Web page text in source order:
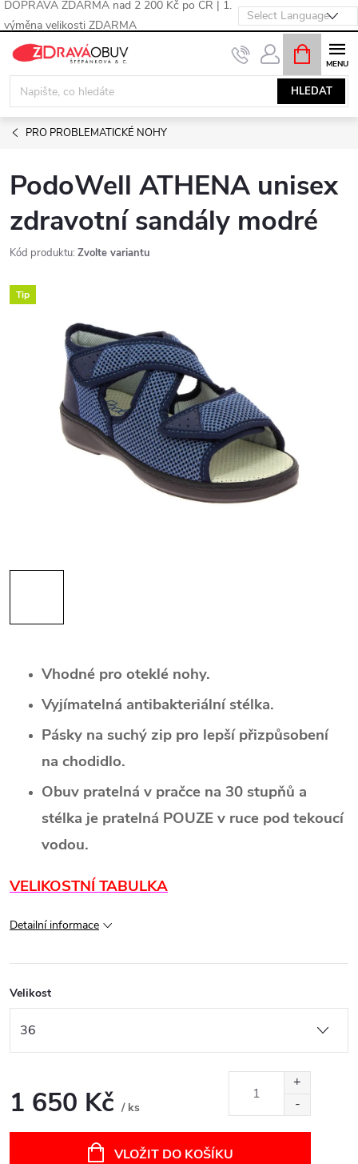
DOPRAVA ZDARMA nad 2 200 Kč po ČR | 1.
výměna velikosti ZDARMA
Přejít
obsah
HLEDAT
NÁKUPNÍ
KOŠÍK
PRO PROBLEMATICKÉ NOHY
PodoWell ATHENA unisex
zdravotní sandály modré
Kód produktu: Zvolte variantu
Tip
Vhodné pro oteklé nohy.
Vyjímatelná antibakteriální stélka.
Pásky na suchý zip pro lepší přizpůsobení
na chodidlo.
Obuv pratelná v pračce na 30 stupňů a
stélka je pratelná POUZE v ruce pod tekoucí
vodou.
VELIKOSTNÍ TABULKA
Detailní informace
Velikost
1 650 Kč / ks
VLOŽIT DO KOŠÍKU